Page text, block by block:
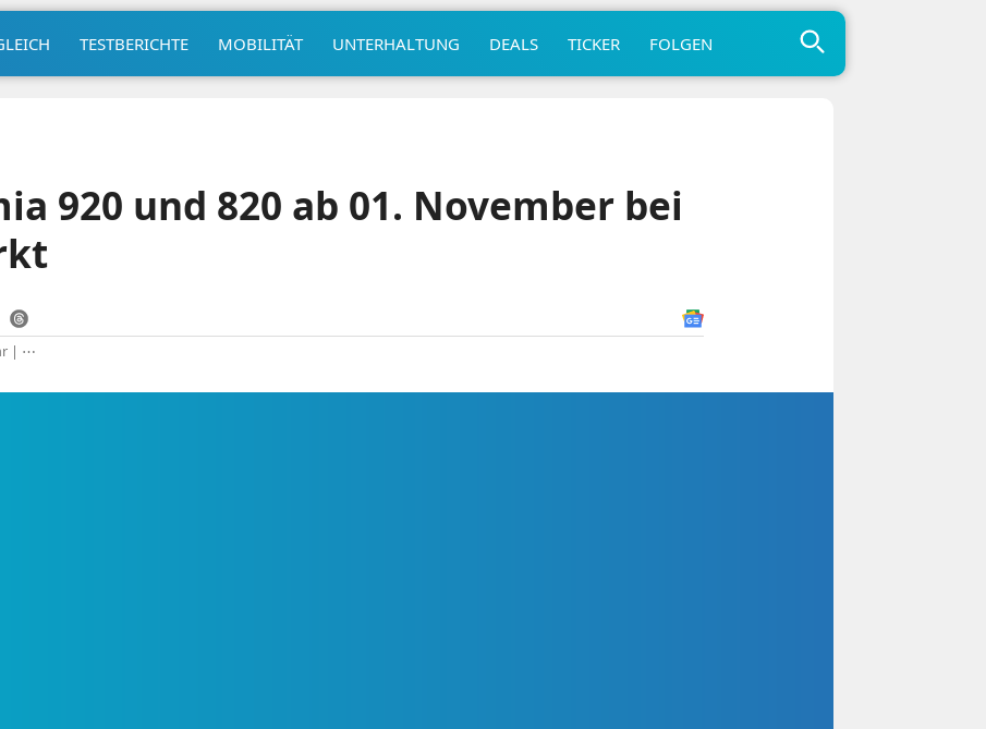
TESTBERICHTE MOBILITÄT UNTERHALTUNG DEALS TICKER FOLGEN
920 und 820 ab 01. November bei
| ⋯